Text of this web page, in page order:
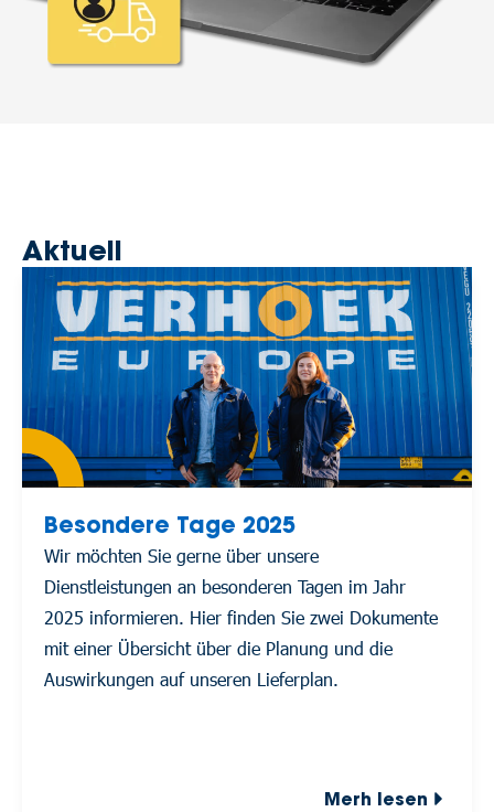
Aktuell
Besondere Tage 2025
Wir möchten Sie gerne über unsere
Dienstleistungen an besonderen Tagen im Jahr
2025 informieren. Hier finden Sie zwei Dokumente
mit einer Übersicht über die Planung und die
Auswirkungen auf unseren Lieferplan.
Merh lesen